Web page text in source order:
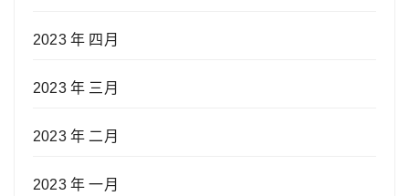
2023 年 四月
2023 年 三月
2023 年 二月
2023 年 一月